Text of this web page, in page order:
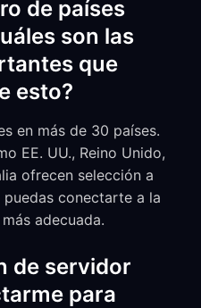
de países
son las
que
esto?
en más de 30 países.
EE. UU., Reino Unido,
ofrecen selección a
conectarte a la
adecuada.
de servidor
para